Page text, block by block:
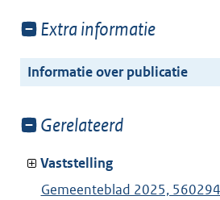
Toon
van:
Extra informatie
Informatie over publicatie
Toon
van:
Gerelateerd
Vaststelling
Gemeenteblad 2025, 560294